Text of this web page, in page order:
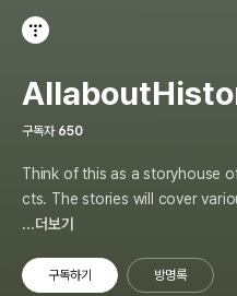
구독자 650
Think of this as a storyhouse
cts. The stories will cover
y, sometimes in-depth,
generalized viewpoint
...더보기
구독하기 방명록